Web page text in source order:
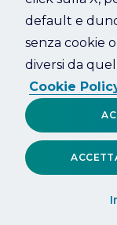
default e
senza cookie
diversi da
Cookie